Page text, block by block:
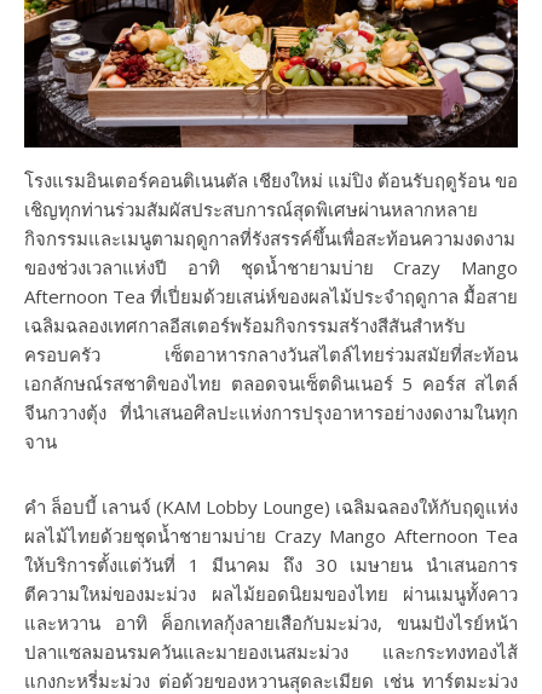
โรงแรมอินเตอร์คอนติเนนตัล เชียงใหม่ แม่ปิง ต้อนรับฤดูร้อน ขอ
เชิญทุกท่านร่วมสัมผัสประสบการณ์สุดพิเศษผ่านหลากหลาย
กิจกรรมและเมนูตามฤดูกาลที่รังสรรค์ขึ้นเพื่อสะท้อนความงดงาม
ของช่วงเวลาแห่งปี อาทิ ชุดน้ำชายามบ่าย Crazy Mango
Afternoon Tea ที่เปี่ยมด้วยเสน่ห์ของผลไม้ประจำฤดูกาล มื้อสาย
เฉลิมฉลองเทศกาลอีสเตอร์พร้อมกิจกรรมสร้างสีสันสำหรับ
ครอบครัว เซ็ตอาหารกลางวันสไตล์ไทยร่วมสมัยที่สะท้อน
เอกลักษณ์รสชาติของไทย ตลอดจนเซ็ตดินเนอร์ 5 คอร์ส สไตล์
จีนกวางตุ้ง ที่นำเสนอศิลปะแห่งการปรุงอาหารอย่างงดงามในทุก
จาน
คำ ล็อบบี้ เลานจ์ (KAM Lobby Lounge) เฉลิมฉลองให้กับฤดูแห่ง
ผลไม้ไทยด้วยชุดน้ำชายามบ่าย Crazy Mango Afternoon Tea
ให้บริการตั้งแต่วันที่ 1 มีนาคม ถึง 30 เมษายน นำเสนอการ
ตีความใหม่ของมะม่วง ผลไม้ยอดนิยมของไทย ผ่านเมนูทั้งคาว
และหวาน อาทิ ค็อกเทลกุ้งลายเสือกับมะม่วง, ขนมปังไรย์หน้า
ปลาแซลมอนรมควันและมายองเนสมะม่วง และกระทงทองไส้
แกงกะหรี่มะม่วง ต่อด้วยของหวานสุดละเมียด เช่น ทาร์ตมะม่วง